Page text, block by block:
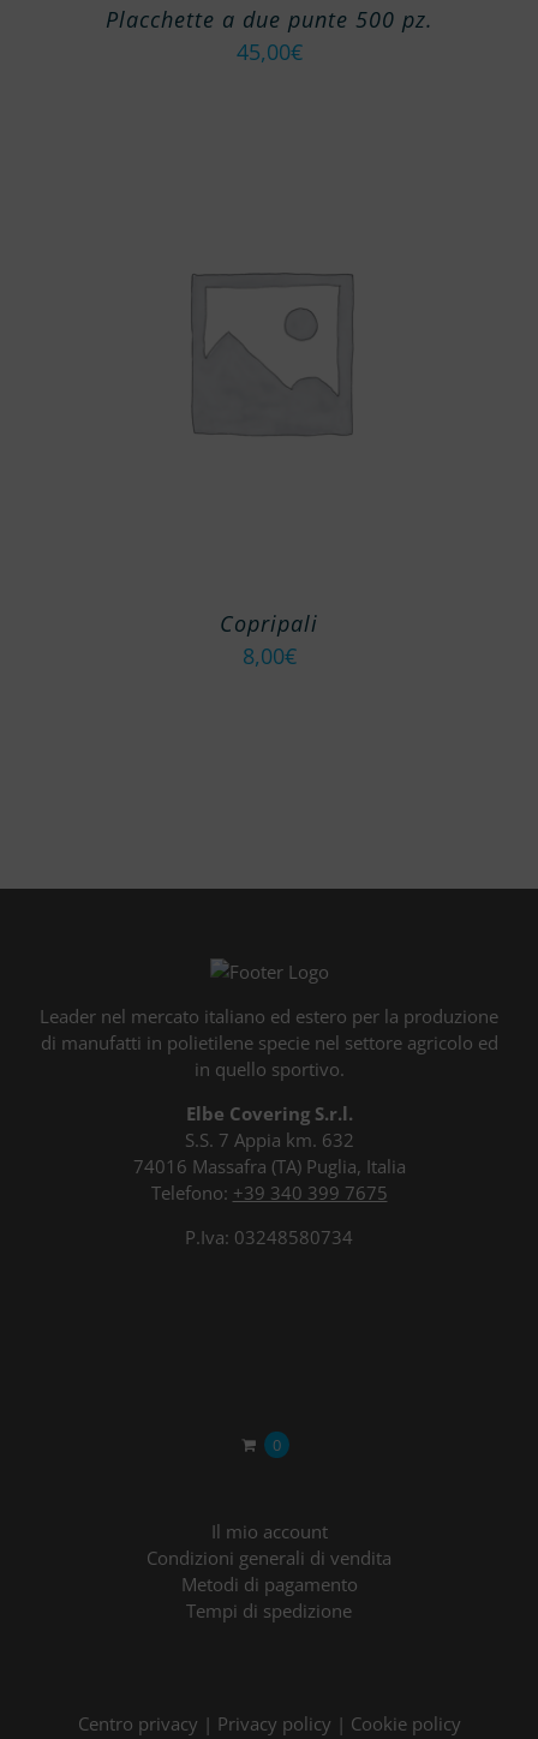
Placchette a due punte 500 pz.
45,00€
Copripali
8,00€
Leader nel mercato italiano ed estero per la produzione
di manufatti in polietilene specie nel settore agricolo ed
in quello sportivo.
Elbe Covering S.r.l.
S.S. 7 Appia km. 632
74016 Massafra (TA) Puglia, Italia
Telefono: +39 340 399 7675
P.Iva: 03248580734
0
Il mio account
Condizioni generali di vendita
Metodi di pagamento
Tempi di spedizione
Centro privacy | Privacy policy | Cookie policy